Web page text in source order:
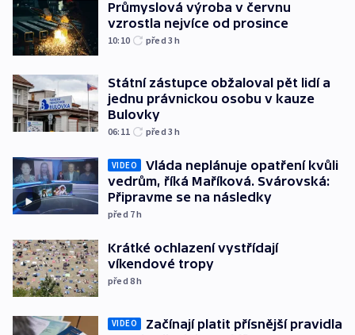
Průmyslová výroba v červnu
vzrostla nejvíce od prosince
10:10 před 3h
Státní zástupce obžaloval pět lidí a
jednu právnickou osobu v kauze
Bulovky
06:11 před 3h
VIDEO
Vláda neplánuje opatření kvůli
vedrům, říká Maříková. Svárovská:
Připravme se na následky
před 7h
Krátké ochlazení vystřídají
víkendové tropy
před 8h
VIDEO
Začínají platit přísnější pravidla